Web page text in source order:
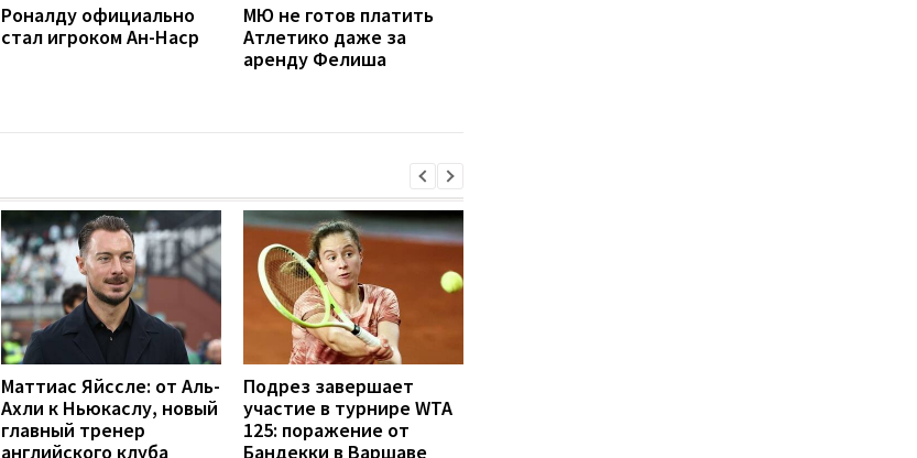
Роналду официально
стал игроком Ан-Наср
МЮ не готов платить
Атлетико даже за
аренду Фелиша
Маттиас Яйссле: от Аль-
Ахли к Ньюкаслу, новый
главный тренер
английского клуба
Подрез завершает
участие в турнире WTA
125: поражение от
Бандекки в Варшаве